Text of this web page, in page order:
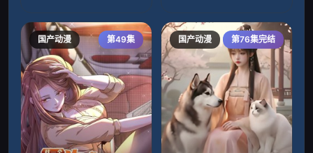
国产动漫 第49集 国产动漫 第76集完结